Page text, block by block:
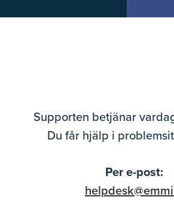
Supporten betjänar
Du får hjälp i
Per e-post: